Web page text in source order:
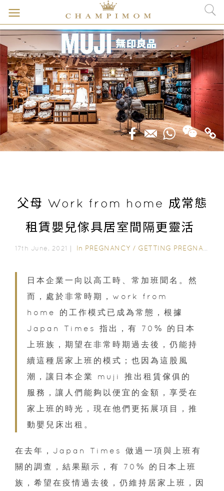
父母 Work from home 成常態
租賃嬰兒傢具居室間隔更靈活
17th June, 2021｜ In PREGNANCY / GETTING PREGNANT
日本企業一向以高工時、常加班聞名。然
而，處於非常時期，work from
home 的工作模式已成為常態，根據
Japan Times 指出，有 70% 的日本
上班族，期望在非常時期過去後，仍能持
續這種居家上班的模式；也因為這股風
潮，讓日本企業 muji 推出租賃傢俱的
服務，讓人們能夠以便宜的金額，享受在
家上班的時光，現在他們更拓展項目，推
動嬰兒床出租。
在去年，Japan Times 做過一項與上班有
關的調查，結果顯示，有 70% 的日本上班
族，希望在疫情過去後，仍維持居家上班，因